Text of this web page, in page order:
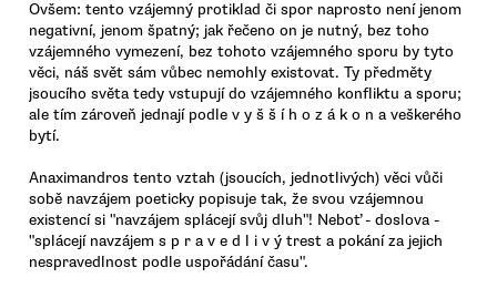
Ovšem: tento vzájemný protiklad či spor naprosto není jenom
negativní, jenom špatný; jak řečeno on je nutný, bez toho
vzájemného vymezení, bez tohoto vzájemného sporu by tyto
věci, náš svět sám vůbec nemohly existovat. Ty předměty
jsoucího světa tedy vstupují do vzájemného konfliktu a sporu;
ale tím zároveň jednají podle v y š š í h o z á k o n a veškerého
bytí.
Anaximandros tento vztah (jsoucích, jednotlivých) věci vůči
sobě navzájem poeticky popisuje tak, že svou vzájemnou
existencí si "navzájem splácejí svůj dluh"! Neboť - doslova -
"splácejí navzájem s p r a v e d l i v ý trest a pokání za jejich
nespravedlnost podle uspořádání času".